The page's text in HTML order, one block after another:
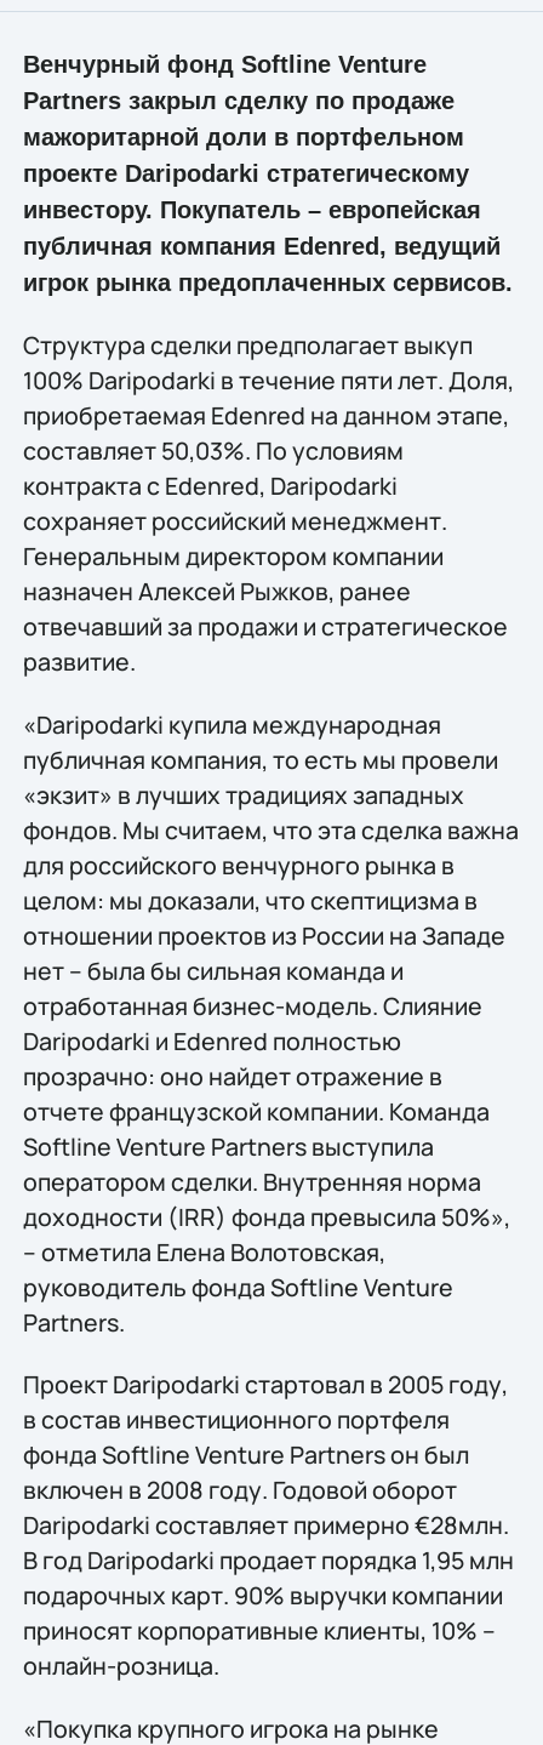
Венчурный фонд Softline Venture
Partners закрыл сделку по продаже
мажоритарной доли в портфельном
проекте Daripodarki стратегическому
инвестору. Покупатель – европейская
публичная компания Edenred, ведущий
игрок рынка предоплаченных сервисов.
Структура сделки предполагает выкуп
100% Daripodarki в течение пяти лет. Доля,
приобретаемая Edenred на данном этапе,
составляет 50,03%. По условиям
контракта с Edenred, Daripodarki
сохраняет российский менеджмент.
Генеральным директором компании
назначен Алексей Рыжков, ранее
отвечавший за продажи и стратегическое
развитие.
«Daripodarki купила международная
публичная компания, то есть мы провели
«экзит» в лучших традициях западных
фондов. Мы считаем, что эта сделка важна
для российского венчурного рынка в
целом: мы доказали, что скептицизма в
отношении проектов из России на Западе
нет – была бы сильная команда и
отработанная бизнес-модель. Слияние
Daripodarki и Edenred полностью
прозрачно: оно найдет отражение в
отчете французской компании. Команда
Softline Venture Partners выступила
оператором сделки. Внутренняя норма
доходности (IRR) фонда превысила 50%»,
– отметила Елена Волотовская,
руководитель фонда Softline Venture
Partners.
Проект Daripodarki стартовал в 2005 году,
в состав инвестиционного портфеля
фонда Softline Venture Partners он был
включен в 2008 году. Годовой оборот
Daripodarki составляет примерно €28млн.
В год Daripodarki продает порядка 1,95 млн
подарочных карт. 90% выручки компании
приносят корпоративные клиенты, 10% –
онлайн-розница.
«Покупка крупного игрока на рынке